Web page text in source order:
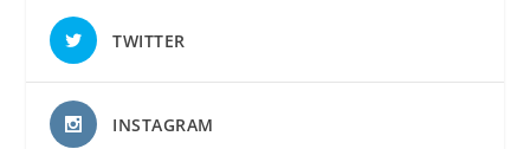
TWITTER
INSTAGRAM